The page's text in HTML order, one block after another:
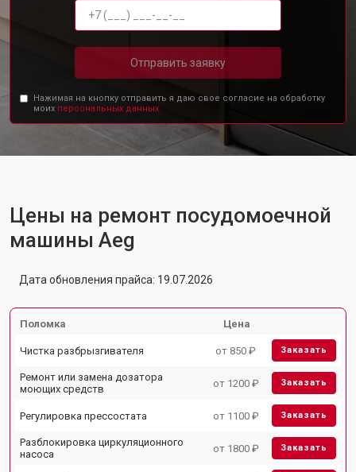
Отправить заявку
Нажимая на кнопку отправить я даю свое согласие на обработку
моих персональных данных.
Цены на ремонт посудомоечной
машины Aeg
Дата обновления прайса: 19.07.2026
Поломка Цена
Чистка разбрызгивателя от 850 ₽ Заказать
Ремонт или замена дозатора
моющих средств
от 1200 ₽ Заказать
Регулировка прессостата от 1100 ₽ Заказать
Разблокировка циркуляционного
насоса
от 1800 ₽ Заказать